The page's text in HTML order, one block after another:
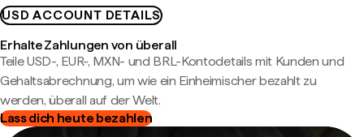
USD ACCOUNT DETAILS
Erhalte Zahlungen von überall
Teile USD-, EUR-, MXN- und BRL-Kontodetails mit Kunden und
Gehaltsabrechnung, um wie ein Einheimischer bezahlt zu
werden, überall auf der Welt.
Lass dich heute bezahlen